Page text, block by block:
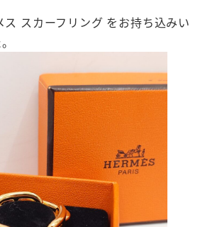
ス スカーフリング をお持ち込みい